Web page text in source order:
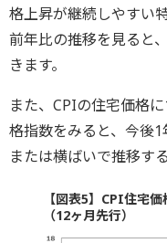
格上昇が継続しやすい
前年比の推移を見ると
きます。
また、CPIの住宅価格
格指数をみると、今後1
または横ばいで推移す
【図表5】CPI住宅
（12ヶ月先行）